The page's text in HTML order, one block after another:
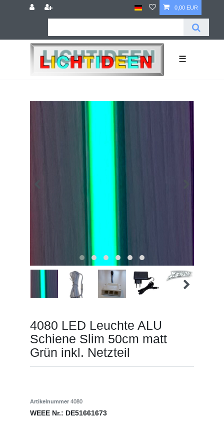
0,00 EUR
☰
4080 LED Leuchte ALU
Schiene Slim 50cm matt
Grün inkl. Netzteil
Artikelnummer 4080
WEEE Nr.: DE51661673